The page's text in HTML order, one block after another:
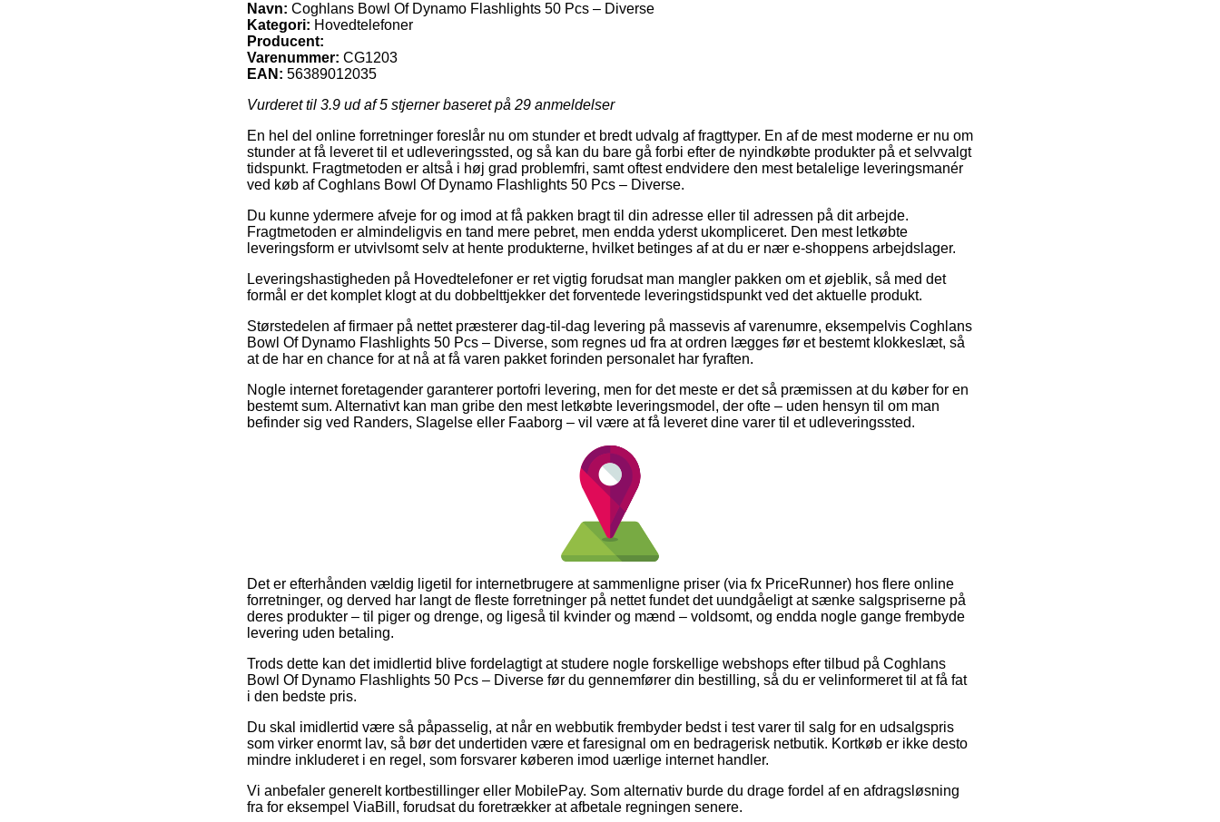
Navn: Coghlans Bowl Of Dynamo Flashlights 50 Pcs – Diverse
Kategori: Hovedtelefoner
Producent:
Varenummer: CG1203
EAN: 56389012035
Vurderet til 3.9 ud af 5 stjerner baseret på 29 anmeldelser
En hel del online forretninger foreslår nu om stunder et bredt udvalg af fragttyper. En af de mest moderne er nu om
stunder at få leveret til et udleveringssted, og så kan du bare gå forbi efter de nyindkøbte produkter på et selvvalgt
tidspunkt. Fragtmetoden er altså i høj grad problemfri, samt oftest endvidere den mest betalelige leveringsmanér
ved køb af Coghlans Bowl Of Dynamo Flashlights 50 Pcs – Diverse.
Du kunne ydermere afveje for og imod at få pakken bragt til din adresse eller til adressen på dit arbejde.
Fragtmetoden er almindeligvis en tand mere pebret, men endda yderst ukompliceret. Den mest letkøbte
leveringsform er utvivlsomt selv at hente produkterne, hvilket betinges af at du er nær e-shoppens arbejdslager.
Leveringshastigheden på Hovedtelefoner er ret vigtig forudsat man mangler pakken om et øjeblik, så med det
formål er det komplet klogt at du dobbelttjekker det forventede leveringstidspunkt ved det aktuelle produkt.
Størstedelen af firmaer på nettet præsterer dag-til-dag levering på massevis af varenumre, eksempelvis Coghlans
Bowl Of Dynamo Flashlights 50 Pcs – Diverse, som regnes ud fra at ordren lægges før et bestemt klokkeslæt, så
at de har en chance for at nå at få varen pakket forinden personalet har fyraften.
Nogle internet foretagender garanterer portofri levering, men for det meste er det så præmissen at du køber for en
bestemt sum. Alternativt kan man gribe den mest letkøbte leveringsmodel, der ofte – uden hensyn til om man
befinder sig ved Randers, Slagelse eller Faaborg – vil være at få leveret dine varer til et udleveringssted.
Det er efterhånden vældig ligetil for internetbrugere at sammenligne priser (via fx PriceRunner) hos flere online
forretninger, og derved har langt de fleste forretninger på nettet fundet det uundgåeligt at sænke salgspriserne på
deres produkter – til piger og drenge, og ligeså til kvinder og mænd – voldsomt, og endda nogle gange frembyde
levering uden betaling.
Trods dette kan det imidlertid blive fordelagtigt at studere nogle forskellige webshops efter tilbud på Coghlans
Bowl Of Dynamo Flashlights 50 Pcs – Diverse før du gennemfører din bestilling, så du er velinformeret til at få fat
i den bedste pris.
Du skal imidlertid være så påpasselig, at når en webbutik frembyder bedst i test varer til salg for en udsalgspris
som virker enormt lav, så bør det undertiden være et faresignal om en bedragerisk netbutik. Kortkøb er ikke desto
mindre inkluderet i en regel, som forsvarer køberen imod uærlige internet handler.
Vi anbefaler generelt kortbestillinger eller MobilePay. Som alternativ burde du drage fordel af en afdragsløsning
fra for eksempel ViaBill, forudsat du foretrækker at afbetale regningen senere.